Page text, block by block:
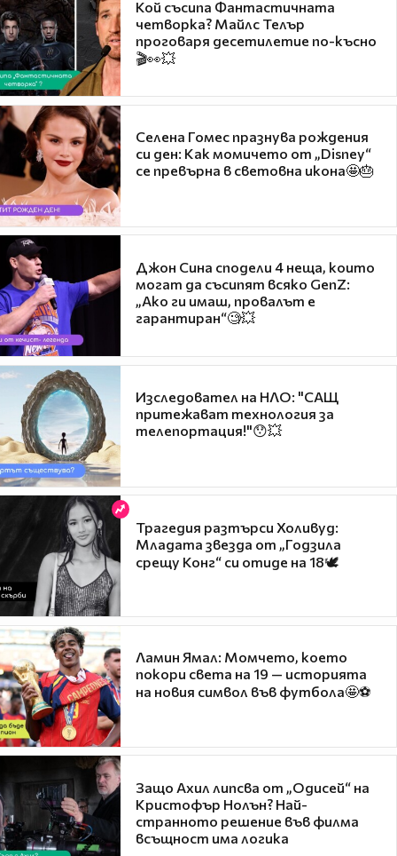
Кой съсипа Фантастичната
четворка? Майлс Телър
проговаря десетилетие по-късно
🎬👀💥
Селена Гомес празнува рождения
си ден: Как момичето от „Disney“
се превърна в световна икона🤩🎂
Джон Сина сподели 4 неща, които
могат да съсипят всяко GenZ:
„Ако ги имаш, провалът е
гарантиран“🧐💥
Изследовател на НЛО: "САЩ
притежават технология за
телепортация!"😯💥
Трагедия разтърси Холивуд:
Младата звезда от „Годзила
срещу Конг“ си отиде на 18🕊️
Ламин Ямал: Момчето, което
покори света на 19 — историята
на новия символ във футбола🤩⚽
Защо Ахил липсва от „Одисей“ на
Кристофър Нолън? Най-
странното решение във филма
всъщност има логика